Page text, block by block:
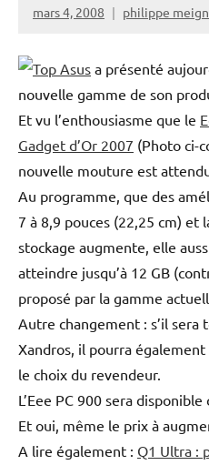
mars 4, 2008 philippe
Asus a présenté
nouvelle gamme de son
Et vu l’enthousiasme que le
Gadget d’Or 2007 (Photo ci-
nouvelle mouture est
Au programme, que des
7 à 8,9 pouces (22,25 cm) et
stockage augmente, elle
atteindre jusqu’à 12 GB
proposé par la gamme
Autre changement : s’il sera
Xandros, il pourra
le choix du revendeur.
L’Eee PC 900 sera
Et oui, même le prix à
A lire également : Q1 Ultra :